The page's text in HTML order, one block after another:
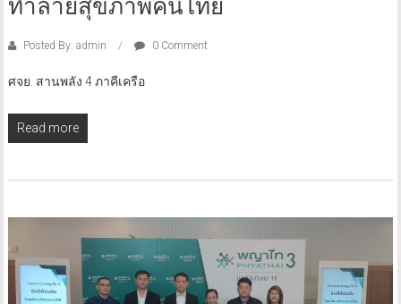
ทำลายสุขภาพคนไทย
Posted By: admin 0 Comment
ศจย. สานพลัง 4 ภาคีเครือ
Read more